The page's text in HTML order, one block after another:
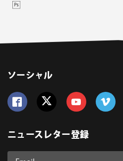
ソーシャル
ニュースレター登録
Email